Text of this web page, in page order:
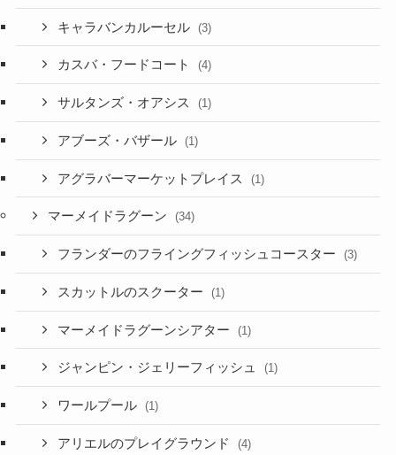
キャラバンカルーセル (3)
カスバ・フードコート (4)
サルタンズ・オアシス (1)
アブーズ・バザール (1)
アグラバーマーケットプレイス (1)
マーメイドラグーン (34)
フランダーのフライングフィッシュコースター (3)
スカットルのスクーター (1)
マーメイドラグーンシアター (1)
ジャンピン・ジェリーフィッシュ (1)
ワールプール (1)
アリエルのプレイグラウンド (4)